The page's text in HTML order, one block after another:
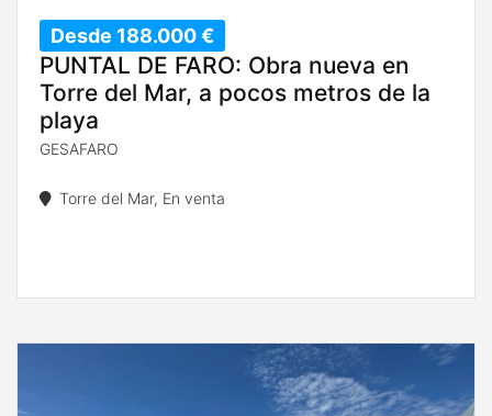
Desde 188.000 €
PUNTAL DE FARO: Obra nueva en
Torre del Mar, a pocos metros de la
playa
GESAFARO
Torre del Mar, En venta